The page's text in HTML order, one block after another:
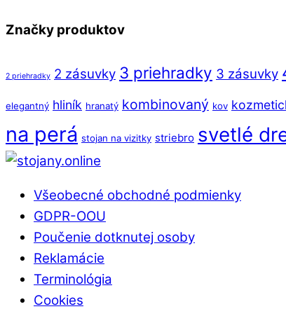
Značky produktov
2 priehradky 2 zásuvky 3 priehradky 3 zásuvky
elegantný hliník hranatý kombinovaný kov
na perá stojan na vizitky striebro svetlé
Back
Top Všeobecné obchodné podmienky
GDPR-OOU
Poučenie dotknutej osoby
Reklamácie
Terminológia
Cookies